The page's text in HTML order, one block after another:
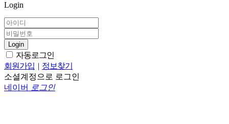
Login
Login
자동로그인
회원가입 | 정보찾기
소셜계정으로 로그인
네이버
로그인